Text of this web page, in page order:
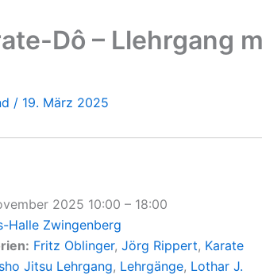
Dô – Llehrgang
/ 19. März 2025
2025 10:00 – 18:00
Halle Zwingenberg
Fritz Oblinger, Jörg Rippert, Karate
Jitsu Lehrgang, Lehrgänge, Lothar J.